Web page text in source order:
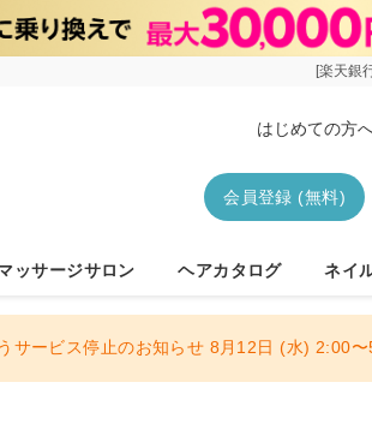
[楽天銀
はじめての方
会員登録 (無料)
ッサージサロン ヘアカタログ ネイ
サービス停止のお知らせ 8月12日 (水) 2:00